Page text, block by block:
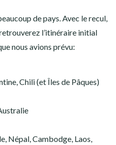
de pays. Avec le recul,
l’itinéraire initial
nous avions prévu:
Chili (et Îles de Pâques)
Népal, Cambodge, Laos,